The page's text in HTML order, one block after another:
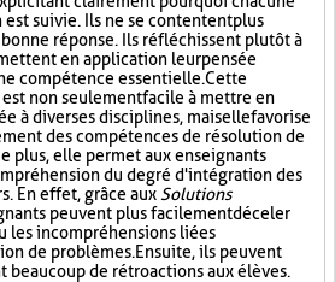
suivie. Ils ne se contentent plus
réponse. Ils réfléchissent plutôt à
en application leur pensée
compétence essentielle. Cette
non seulement facile à mettre en
à diverses disciplines, mais elle favorise
des compétences de résolution de
plus, elle permet aux enseignants
du degré d'intégration des
En effet, grâce aux Solutions
peuvent plus facilement déceler
les incompréhensions liées
de problèmes. Ensuite, ils peuvent
de rétroactions aux élèves.